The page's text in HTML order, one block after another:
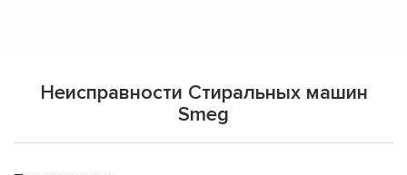
Неисправности Стиральных машин
Smeg